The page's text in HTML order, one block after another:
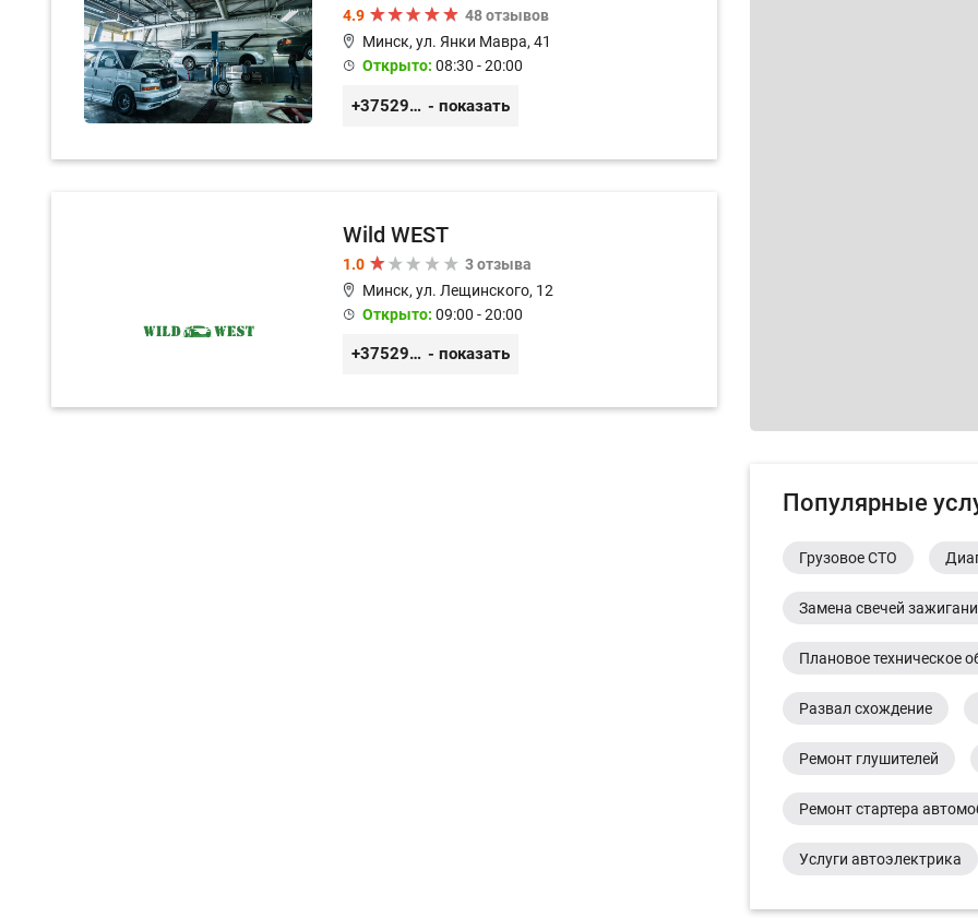
4.9
48 отзывов
Минск, ул. Янки Мавра, 41
Открыто: 08:30 - 20:00
+375299579797 - показать
Wild WEST
1.0
3 отзыва
Минск, ул. Лещинского, 12
Открыто: 09:00 - 20:00
+375296571100 - показать
Популярные
Грузовое СТО
Замена свечей
Плановое техническое
Развал схождение
Ремонт глушителей
Ремонт стартера
Услуги автоэлектрика